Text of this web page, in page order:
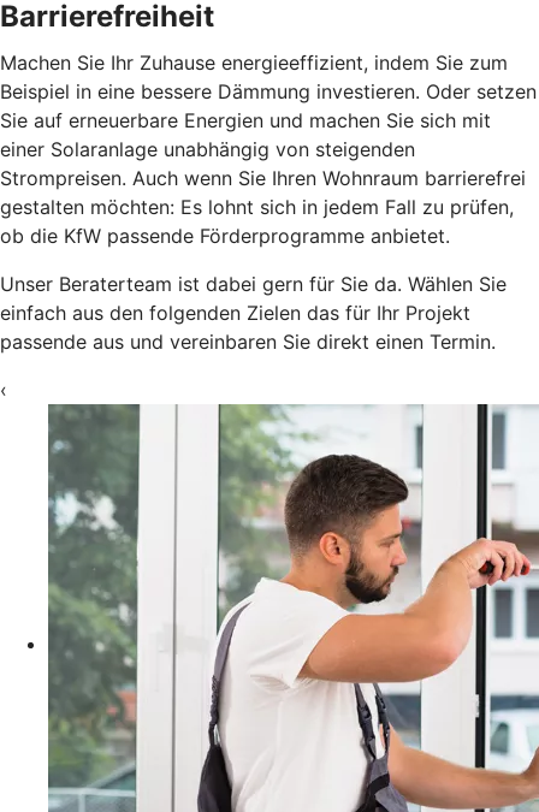
Barrierefreiheit
Machen Sie Ihr Zuhause energieeffizient, indem Sie zum
Beispiel in eine bessere Dämmung investieren. Oder setzen
Sie auf erneuerbare Energien und machen Sie sich mit
einer Solaranlage unabhängig von steigenden
Strompreisen. Auch wenn Sie Ihren Wohnraum barrierefrei
gestalten möchten: Es lohnt sich in jedem Fall zu prüfen,
ob die KfW passende Förderprogramme anbietet.
Unser Beraterteam ist dabei gern für Sie da. Wählen Sie
einfach aus den folgenden Zielen das für Ihr Projekt
passende aus und vereinbaren Sie direkt einen Termin.
‹